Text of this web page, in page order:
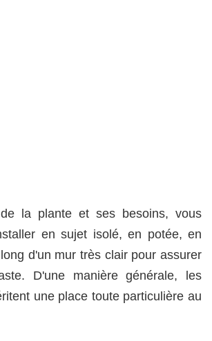
la plante et ses besoins, vous
en sujet isolé, en potée, en
d'un mur très clair pour assurer
D'une manière générale, les
une place toute particulière au